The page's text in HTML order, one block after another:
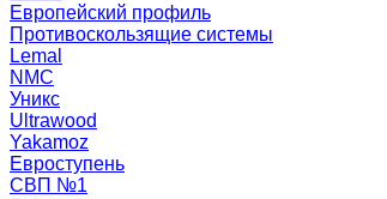
Европейский профиль
Противоскользящие системы
Lemal
NMC
Уникс
Ultrawood
Yakamoz
Евроступень
СВП №1